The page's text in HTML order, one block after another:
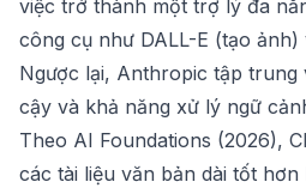
việc trở thành một trợ lý đa
công cụ như DALL-E (tạo
Ngược lại, Anthropic tập trung
cậy và khả năng xử lý ngữ
Theo AI Foundations (2026),
các tài liệu văn bản dài tốt